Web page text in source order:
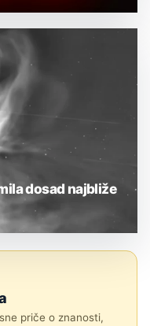
dosad najbliže
priče o znanosti,